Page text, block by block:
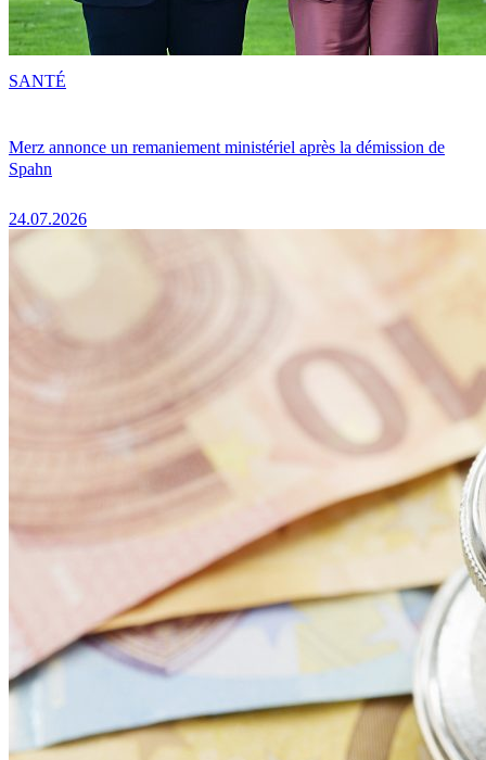
Merz annonce un remaniement ministériel après la démission de
Spahn
24.07.2026
SANTÉ